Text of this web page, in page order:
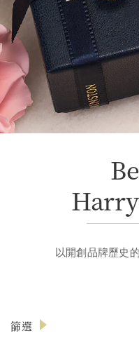
以開創品牌歷史
篩選